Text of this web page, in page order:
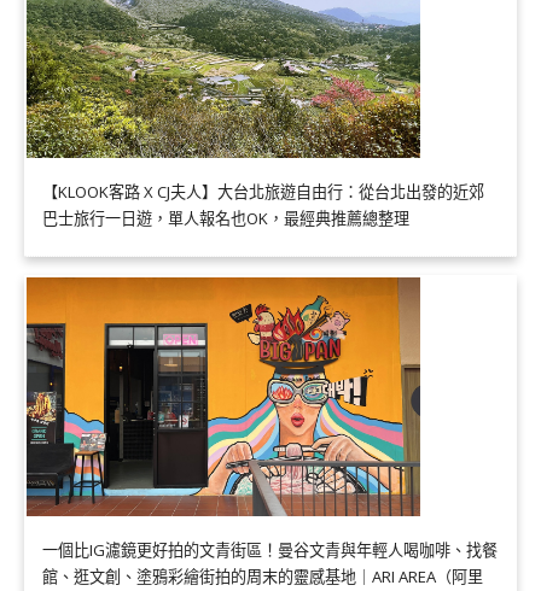
【KLOOK客路 X CJ夫人】大台北旅遊自由行：從台北出發的近郊
巴士旅行一日遊，單人報名也OK，最經典推薦總整理
一個比IG濾鏡更好拍的文青街區！曼谷文青與年輕人喝咖啡、找餐
館、逛文創、塗鴉彩繪街拍的周末的靈感基地｜ARI AREA（阿里